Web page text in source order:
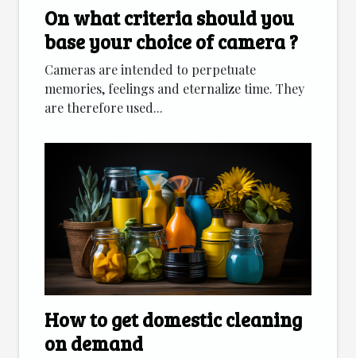
On what criteria should you
base your choice of camera ?
Cameras are intended to perpetuate
memories, feelings and eternalize time. They
are therefore used...
How to get domestic cleaning
on demand